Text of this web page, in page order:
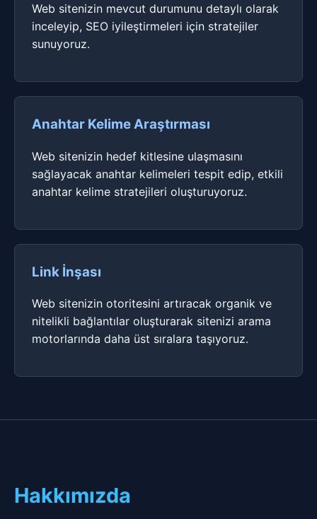
Web sitenizin mevcut durumunu detaylı olarak
inceleyip, SEO iyileştirmeleri için stratejiler
sunuyoruz.
Anahtar Kelime Araştırması
Web sitenizin hedef kitlesine ulaşmasını
sağlayacak anahtar kelimeleri tespit edip, etkili
anahtar kelime stratejileri oluşturuyoruz.
Link İnşası
Web sitenizin otoritesini artıracak organik ve
nitelikli bağlantılar oluşturarak sitenizi arama
motorlarında daha üst sıralara taşıyoruz.
Hakkımızda